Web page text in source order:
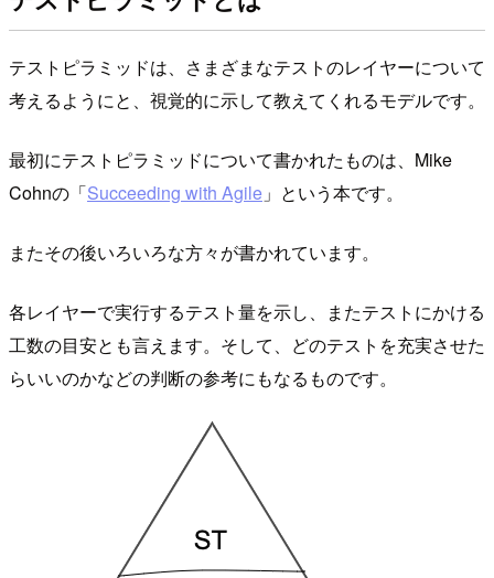
テストピラミッドは、さまざまなテストのレイヤーについて
考えるようにと、視覚的に示して教えてくれるモデルです。
最初にテストピラミッドについて書かれたものは、Mike
Cohnの「Succeeding with Agile 」という本です。
またその後いろいろな方々が書かれています。
各レイヤーで実行するテスト量を示し、またテストにかける
工数の目安とも言えます。そして、どのテストを充実させた
らいいのかなどの判断の参考にもなるものです。